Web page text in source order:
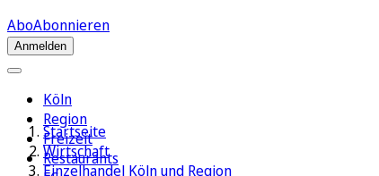
AboAbonnieren
Anmelden
Köln
Region
Freizeit
Restaurants
Startseite
Wirtschaft
Einzelhandel Köln und Region